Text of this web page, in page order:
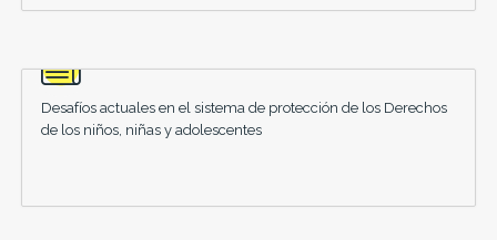
Desafíos actuales en el sistema de protección de los Derechos
de los niños, niñas y adolescentes